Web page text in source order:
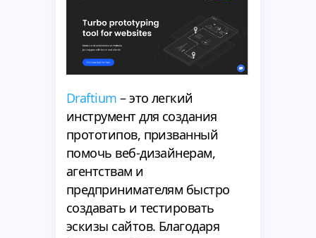
Draftium – это легкий
инструмент для создания
прототипов, призванный
помочь веб-дизайнерам,
агентствам и
предпринимателям быстро
создавать и тестировать
эскизы сайтов. Благодаря